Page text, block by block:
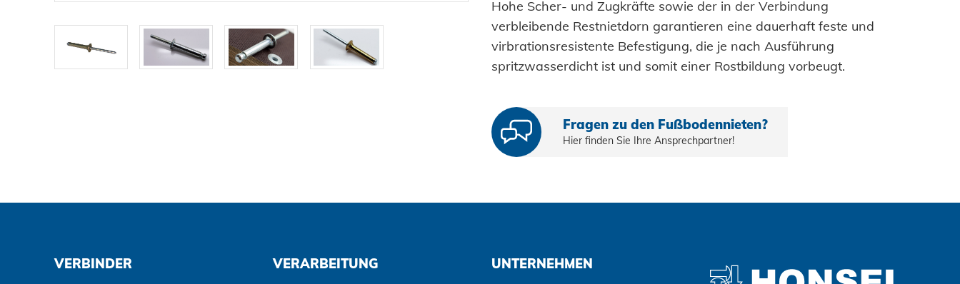
Hohe Scher- und Zugkräfte sowie der in der Verbindung
verbleibende Restnietdorn garantieren eine dauerhaft feste und
virbrationsresistente Befestigung, die je nach Ausführung
spritzwasserdicht ist und somit einer Rostbildung vorbeugt.
Fragen zu den Fußbodennieten?
Hier finden Sie Ihre Ansprechpartner!
VERBINDER
VERARBEITUNG
UNTERNEHMEN
Zustimmen und weiter